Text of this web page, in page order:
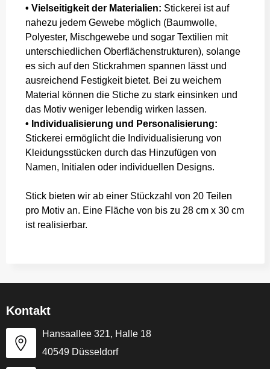
• Vielseitigkeit der Materialien: Stickerei ist auf
nahezu jedem Gewebe möglich (Baumwolle,
Polyester, Mischgewebe und sogar Textilien mit
unterschiedlichen Oberflächenstrukturen), solange
es sich auf den Stickrahmen spannen lässt und
ausreichend Festigkeit bietet. Bei zu weichem
Material können die Stiche zu stark einsinken und
das Motiv weniger lebendig wirken lassen.
• Individualisierung und Personalisierung:
Stickerei ermöglicht die Individualisierung von
Kleidungsstücken durch das Hinzufügen von
Namen, Initialen oder individuellen Designs.
Stick bieten wir ab einer Stückzahl von 20 Teilen
pro Motiv an. Eine Fläche von bis zu 28 cm x 30 cm
ist realisierbar.
Kontakt
Hansaallee 321, Halle 18
40549 Düsseldorf